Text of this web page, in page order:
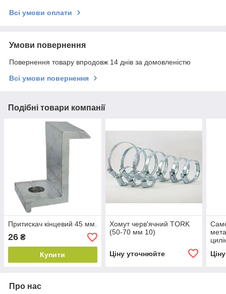
Всі умови оплати
Умови повернення
Повернення товару впродовж 14 днів за домовленістю
Всі умови повернення
Подібні товари компанії
Притискач кінцевий 45 мм.
26 ₴
Купити
Хомут черв'ячний TORK
(50-70 мм 10)
Ціну уточнюйте
Про нас